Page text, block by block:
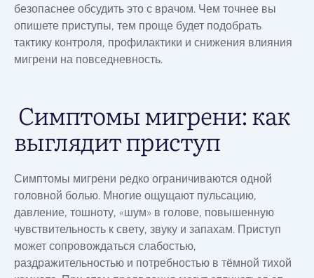
безопаснее обсудить это с врачом. Чем точнее вы
опишете приступы, тем проще будет подобрать
тактику контроля, профилактики и снижения влияния
мигрени на повседневность.
Симптомы мигрени: как
выглядит приступ
Симптомы мигрени редко ограничиваются одной
головной болью. Многие ощущают пульсацию,
давление, тошноту, «шум» в голове, повышенную
чувствительность к свету, звуку и запахам. Приступ
может сопровождаться слабостью,
раздражительностью и потребностью в тёмной тихой